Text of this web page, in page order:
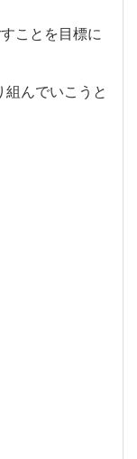
ことを目標に
んでいこうと